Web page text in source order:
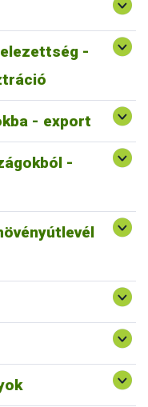
-
- export
-